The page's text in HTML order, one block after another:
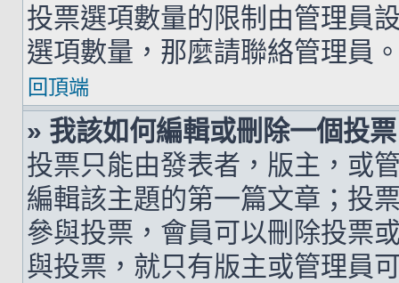
投票選項數量的限制由管理員
選項數量，那麼請聯絡管理員
回頂端
» 我該如何編輯或刪除一個投
投票只能由發表者，版主，或
編輯該主題的第一篇文章；投
參與投票，會員可以刪除投票
與投票，就只有版主或管理員